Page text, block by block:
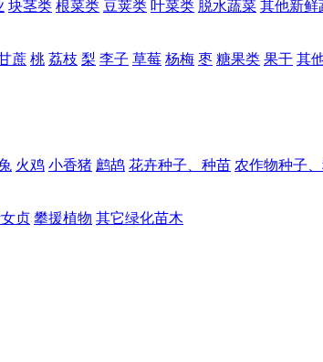
块茎类 根菜类 豆荚类 叶菜类 脱水蔬菜 其他新鲜
蔗 桃 荔枝 梨 李子 草莓 杨梅 枣 糖果类 果干 其
火鸡 小香猪 鹧鸪 花卉种子、种苗 农作物种子
贞 攀援植物 其它绿化苗木